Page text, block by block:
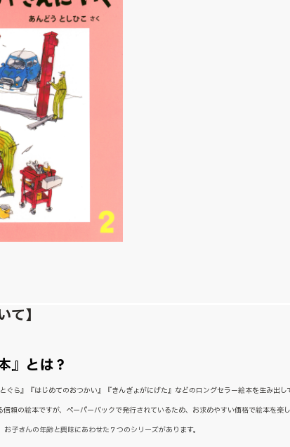
て】
』とは？
ら』『はじめてのおつかい』『きんぎょがにげた』などのロングセラー絵本を生み出し
頼の絵本ですが、ペーパーバックで発行されているため、お求めやすい価格で絵本を楽し
子さんの年齢と興味にあわせた７つのシリーズがあります。